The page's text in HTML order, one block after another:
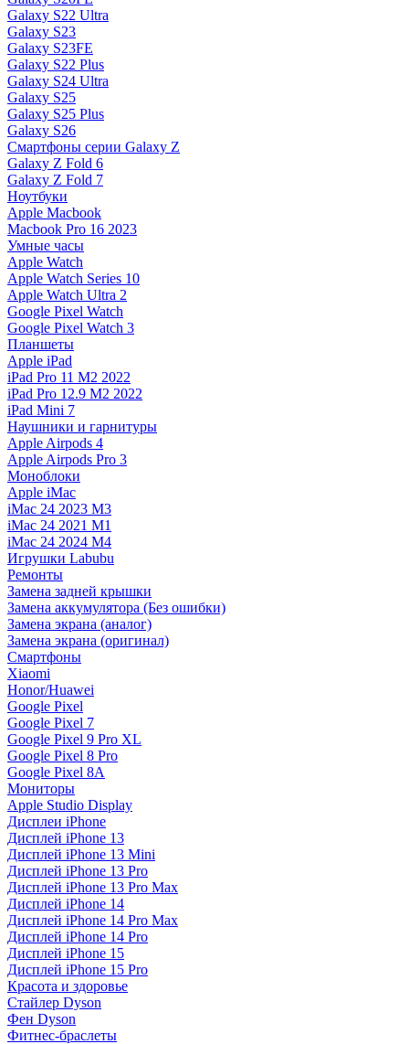
Galaxy S22 Ultra
Galaxy S23
Galaxy S23FE
Galaxy S22 Plus
Galaxy S24 Ultra
Galaxy S25
Galaxy S25 Plus
Galaxy S26
Смартфоны серии Galaxy Z
Galaxy Z Fold 6
Galaxy Z Fold 7
Ноутбуки
Apple Macbook
Macbook Pro 16 2023
Умные часы
Apple Watch
Apple Watch Series 10
Apple Watch Ultra 2
Google Pixel Watch
Google Pixel Watch 3
Планшеты
Apple iPad
iPad Pro 11 M2 2022
iPad Pro 12.9 M2 2022
iPad Mini 7
Наушники и гарнитуры
Apple Airpods 4
Apple Airpods Pro 3
Моноблоки
Apple iMac
iMac 24 2023 M3
iMac 24 2021 M1
iMac 24 2024 M4
Игрушки Labubu
Ремонты
Замена задней крышки
Замена аккумулятора (Без ошибки)
Замена экрана (аналог)
Замена экрана (оригинал)
Смартфоны
Xiaomi
Honor/Huawei
Google Pixel
Google Pixel 7
Google Pixel 9 Pro XL
Google Pixel 8 Pro
Google Pixel 8A
Мониторы
Apple Studio Display
Дисплеи iPhone
Дисплей iPhone 13
Дисплей iPhone 13 Mini
Дисплей iPhone 13 Pro
Дисплей iPhone 13 Pro Max
Дисплей iPhone 14
Дисплей iPhone 14 Pro Max
Дисплей iPhone 14 Pro
Дисплей iPhone 15
Дисплей iPhone 15 Pro
Красота и здоровье
Стайлер Dyson
Фен Dyson
Фитнес-браслеты